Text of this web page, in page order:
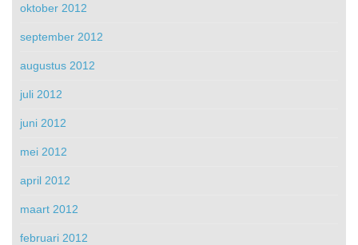
oktober 2012
september 2012
augustus 2012
juli 2012
juni 2012
mei 2012
april 2012
maart 2012
februari 2012